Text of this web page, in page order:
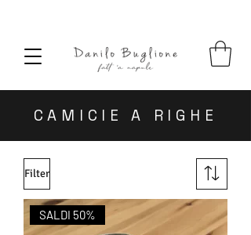
CAMICIE A RIGHE
Filter
SALDI 50%